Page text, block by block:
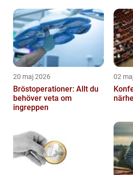
20 maj 2026
Bröstoperationer: Allt du
behöver veta om
ingreppen
02